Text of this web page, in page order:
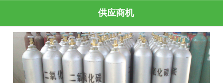
供应商机